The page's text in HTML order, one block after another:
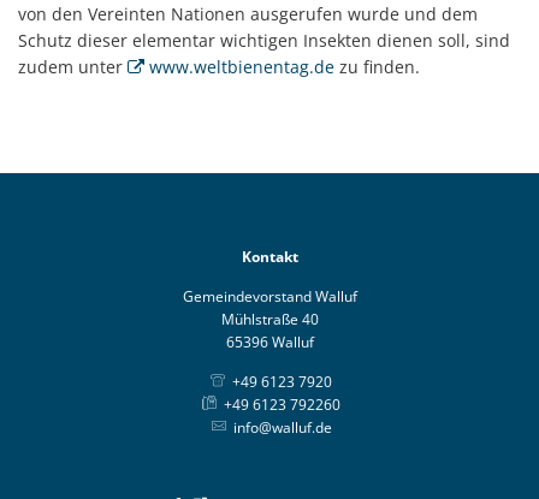
von den Vereinten Nationen ausgerufen wurde und dem
Schutz dieser elementar wichtigen Insekten dienen soll, sind
zudem unter
www.weltbienentag.dezu finden.
Kontakt
Gemeindevorstand Walluf
Mühlstraße 40
65396 Walluf
+49 6123 7920
+49 6123 792260
info@walluf.de